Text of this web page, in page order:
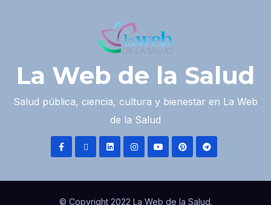
La Web de la Salud
Salud pública, ciencia, cultura y bienestar en La Web
de la Salud
© Copyright 2022 La Web de la Salud.